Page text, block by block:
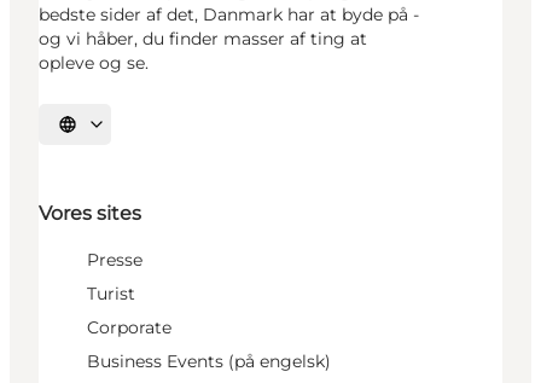
bedste sider af det, Danmark har at byde på -
og vi håber, du finder masser af ting at
opleve og se.
Vælg sprog
Vores sites
Presse
Turist
Corporate
Business Events (på engelsk)